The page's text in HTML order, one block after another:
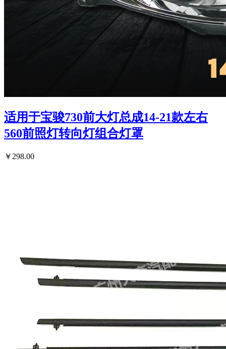
适用于宝骏730前大灯总成14-21款左右
560前照灯转向灯组合灯罩
￥298.00